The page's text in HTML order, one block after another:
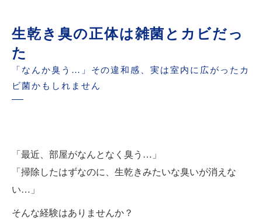
生乾き臭の正体は雑菌とカビだっ
た
「なんか臭う…」その違和感、実は室内に広がったカ
ビ菌かもしれません
「最近、部屋がなんとなく臭う…」
「掃除したはずなのに、生乾きみたいな臭いが消えな
い…」
そんな経験はありませんか？